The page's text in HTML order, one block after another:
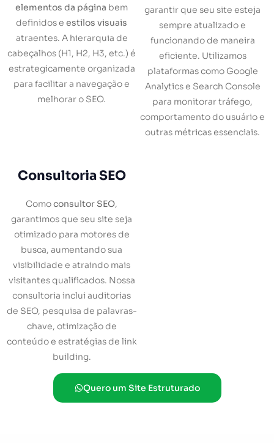
elementos da página bem
definidos e estilos visuais
atraentes. A hierarquia de
cabeçalhos (H1, H2, H3, etc.) é
estrategicamente organizada
para facilitar a navegação e
melhorar o SEO.
garantir que seu site esteja
sempre atualizado e
funcionando de maneira
eficiente. Utilizamos
plataformas como Google
Analytics e Search Console
para monitorar tráfego,
comportamento do usuário e
outras métricas essenciais.
Consultoria SEO
Comoconsultor SEO,
garantimos que seu site seja
otimizado para motores de
busca, aumentando sua
visibilidade e atraindo mais
visitantes qualificados. Nossa
consultoria inclui auditorias
de SEO, pesquisa de palavras-
chave, otimização de
conteúdo e estratégias de link
building.
Quero um Site Estruturado